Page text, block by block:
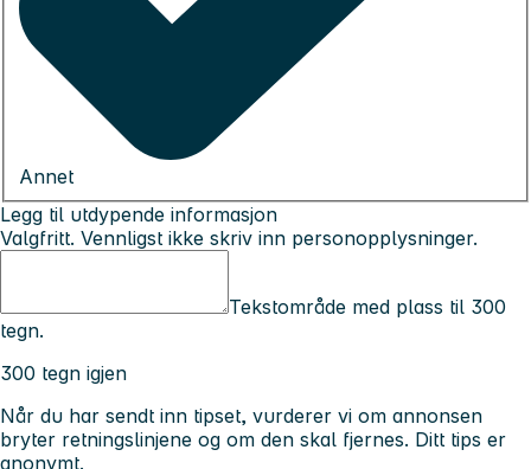
Annet
Legg til utdypende informasjon
Valgfritt. Vennligst ikke skriv inn personopplysninger.
Tekstområde med plass til 300
tegn.
300 tegn igjen
Når du har sendt inn tipset, vurderer vi om annonsen
bryter retningslinjene og om den skal fjernes. Ditt tips er
anonymt.